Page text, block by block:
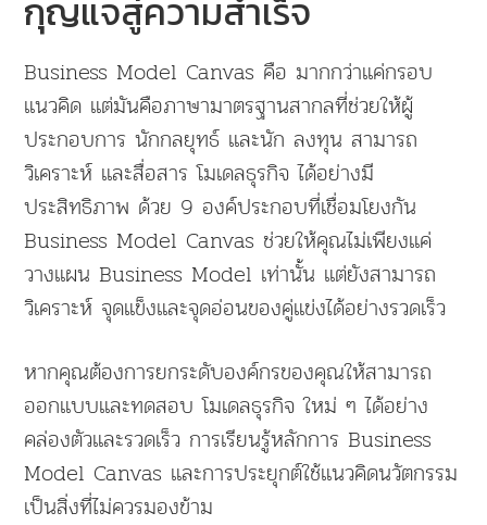
กุญแจสู่ความสำเร็จ
Business Model Canvas คือ มากกว่าแค่กรอบ
แนวคิด แต่มันคือภาษามาตรฐานสากลที่ช่วยให้ผู้
ประกอบการ นักกลยุทธ์ และนัก ลงทุน สามารถ
วิเคราะห์ และสื่อสาร โมเดลธุรกิจ ได้อย่างมี
ประสิทธิภาพ ด้วย 9 องค์ประกอบที่เชื่อมโยงกัน
Business Model Canvas ช่วยให้คุณไม่เพียงแค่
วางแผน Business Model เท่านั้น แต่ยังสามารถ
วิเคราะห์ จุดแข็งและจุดอ่อนของคู่แข่งได้อย่างรวดเร็ว
หากคุณต้องการยกระดับองค์กรของคุณให้สามารถ
ออกแบบและทดสอบ โมเดลธุรกิจ ใหม่ ๆ ได้อย่าง
คล่องตัวและรวดเร็ว การเรียนรู้หลักการ Business
Model Canvas และการประยุกต์ใช้แนวคิดนวัตกรรม
เป็นสิ่งที่ไม่ควรมองข้าม